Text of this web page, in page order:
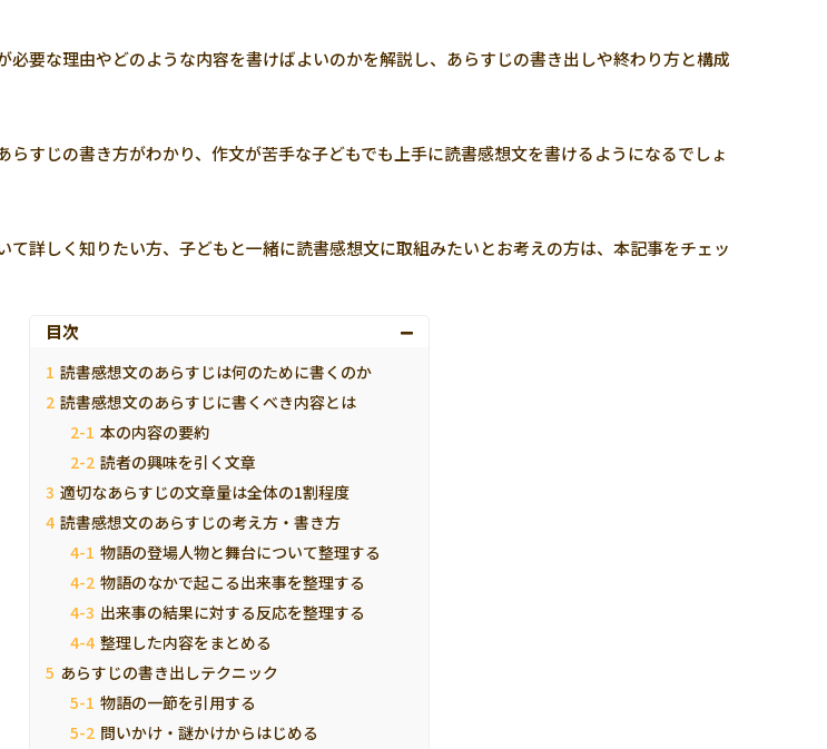
必要な理由やどのような内容を書けばよいのかを解説し、あらすじの書き出しや終わり方と構成
らすじの書き方がわかり、作文が苦手な子どもでも上手に読書感想文を書けるようになるでしょ
て詳しく知りたい方、子どもと一緒に読書感想文に取組みたいとお考えの方は、本記事をチェッ
目次
読書感想文のあらすじは何のために書くのか
読書感想文のあらすじに書くべき内容とは
本の内容の要約
読者の興味を引く文章
適切なあらすじの文章量は全体の1割程度
読書感想文のあらすじの考え方・書き方
物語の登場人物と舞台について整理する
物語のなかで起こる出来事を整理する
出来事の結果に対する反応を整理する
整理した内容をまとめる
あらすじの書き出しテクニック
物語の一節を引用する
問いかけ・謎かけからはじめる